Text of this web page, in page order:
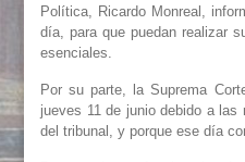
Política, Ricardo Monreal,
día, para que puedan realizar
esenciales.
Por su parte, la Suprema
jueves 11 de junio debido a
del tribunal, y porque ese día